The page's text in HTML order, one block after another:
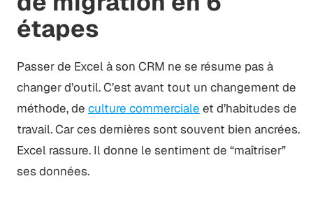
étapes
Passer de Excel à son CRM ne se résume pas à
changer d’outil. C’est avant tout un changement de
méthode, de culture commerciale et d’habitudes de
travail. Car ces dernières sont souvent bien ancrées.
Excel rassure. Il donne le sentiment de “maîtriser”
ses données.